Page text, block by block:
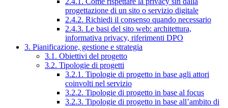
progettazione di un sito o servizio digitale
2.4.2. Richiedi il consenso quando necessario
2.4.3. Le basi del sito web: architettura,
informativa privacy, riferimenti DPO
3. Pianificazione, gestione e strategia
3.1. Obiettivi del progetto
3.2. Tipologie di progetti
3.2.1. Tipologie di progetto in base agli attori
coinvolti nel servizio
3.2.2. Tipologie di progetto in base al focus
3.2.3. Tipologie di progetto in base all’ambito di